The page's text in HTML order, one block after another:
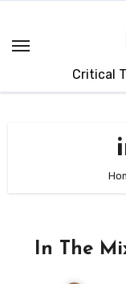
springen
Critical
In The